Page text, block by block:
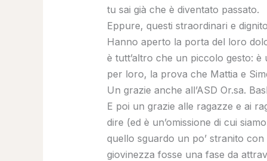
tu sai già che è diventato passato.
Eppure, questi straordinari e
Hanno aperto la porta del loro
è tutt’altro che un piccolo gesto:
per loro, la prova che Mattia e
Un grazie anche all’ASD Or.sa.
E poi un grazie alle ragazze e ai
dire (ed è un’omissione di cui
quello sguardo un po’ stranito
giovinezza fosse una fase da